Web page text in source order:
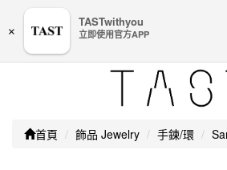
銀行帳戶或信用卡等個人資訊
Toggle
navigation
首頁 飾品 Jewelry 手鍊/環
×
TASTwithyou
立即使用官方APP